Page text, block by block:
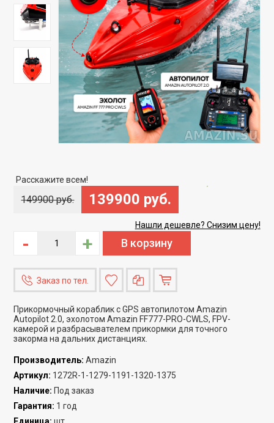
Расскажите всем!
149900 руб. 139900 руб.
Нашли дешевле? Снизим цену!
- +
Заказ по тел.
Прикормочный кораблик с GPS автопилотом Amazin
Autopilot 2.0, эхолотом Amazin FF777-PRO-CWLS, FPV-
камерой и разбрасывателем прикормки для точного
закорма на дальних дистанциях.
Производитель: Amazin
Артикул: 1272R-1-1279-1191-1320-1375
Наличие: Под заказ
Гарантия: 1 год